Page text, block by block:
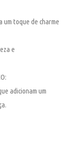
um toque de charme
e
adicionam um